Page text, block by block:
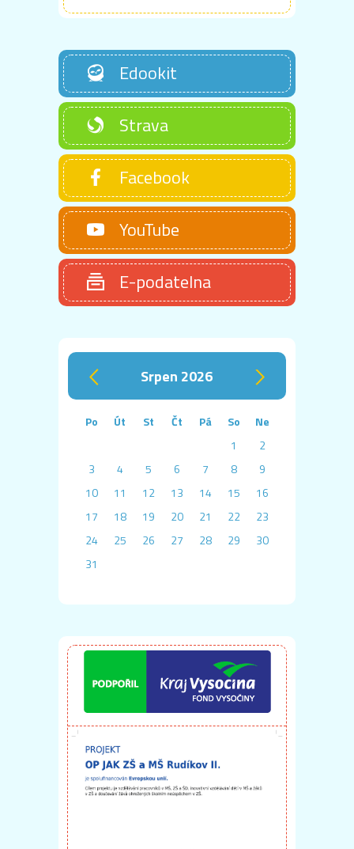
Edookit
Strava
Facebook
YouTube
E-podatelna
‹ srpen 2026 ›
Po Út St Čt Pá So
Ne
1
2
3
4 5 6 7 8
9
10
11 12 13 14 15
16
17
18 19 20 21 22
23
24
25 26 27 28 29
30
31